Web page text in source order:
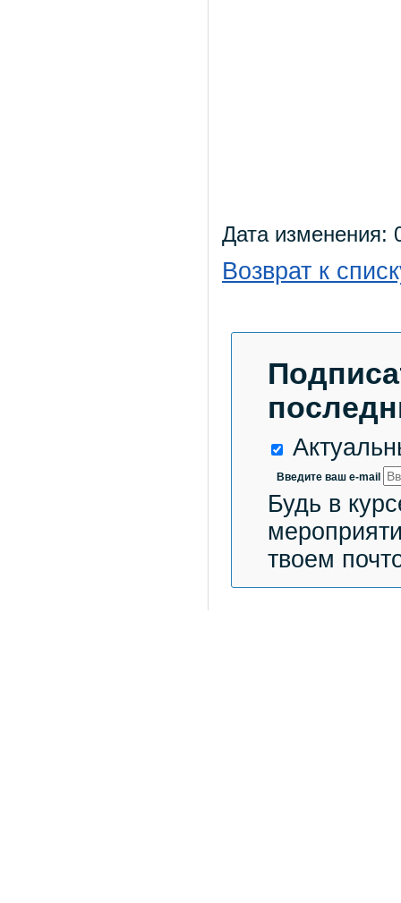
Дата изменения:
Возврат к
Введите ваш e-mail
Будь в
твоем